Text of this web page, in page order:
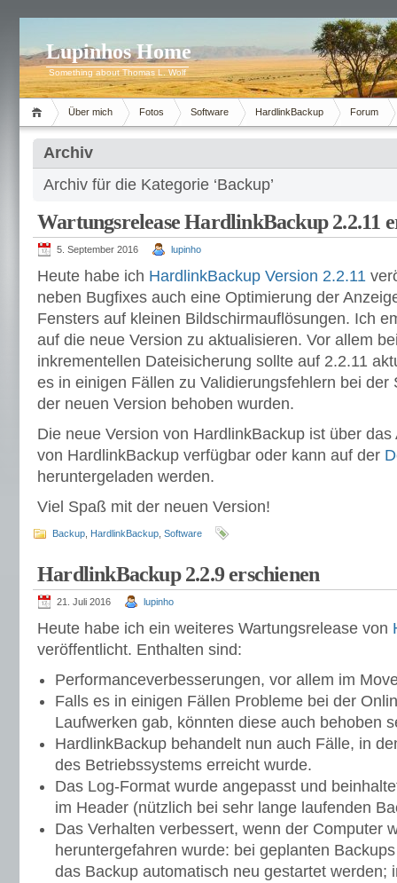
Lupinhos Home
Something about Thomas L. Wolf
Über mich Fotos Software HardlinkBackup Forum
Archiv
Archiv für die Kategorie ‘Backup’
Wartungsrelease HardlinkBackup 2.2.11
5. September 2016 lupinho
Heute habe ich HardlinkBackup Version 2.2.11
neben Bugfixes auch eine Optimierung der
Fensters auf kleinen Bildschirmauflösungen. Ich
auf die neue Version zu aktualisieren. Vor allem
inkrementellen Dateisicherung sollte auf 2.2.11
es in einigen Fällen zu Validierungsfehlern bei der
der neuen Version behoben wurden.
Die neue Version von HardlinkBackup ist über
von HardlinkBackup verfügbar oder kann auf der
heruntergeladen werden.
Viel Spaß mit der neuen Version!
Backup HardlinkBackup Software
HardlinkBackup 2.2.9 erschienen
21. Juli 2016 lupinho
Heute habe ich ein weiteres Wartungsrelease von
veröffentlicht. Enthalten sind:
Performanceverbesserungen, vor allem im
Falls es in einigen Fällen Probleme bei der
Laufwerken gab, könnten diese auch behoben
HardlinkBackup behandelt nun auch Fälle, in
des Betriebssystems erreicht wurde.
Das Log-Format wurde angepasst und
im Header (nützlich bei sehr lange laufenden
Das Verhalten verbessert, wenn der Computer
heruntergefahren wurde: bei geplanten
das Backup automatisch neu gestartet werden;